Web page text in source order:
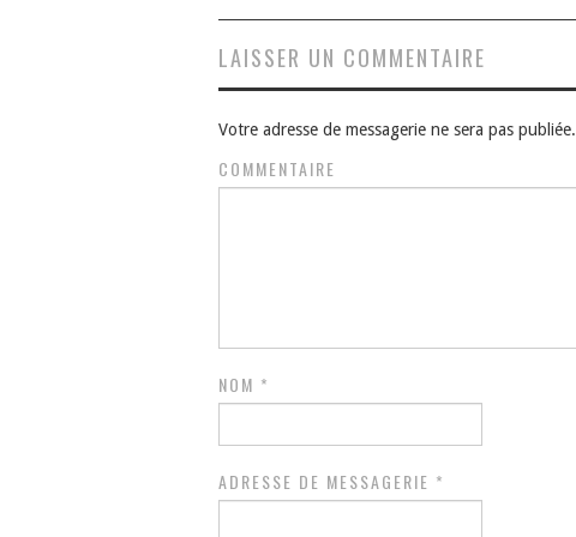
articles
LAISSER UN COMMENTAIRE
Votre adresse de messagerie ne sera pas publiée.
COMMENTAIRE
NOM *
ADRESSE DE MESSAGERIE *